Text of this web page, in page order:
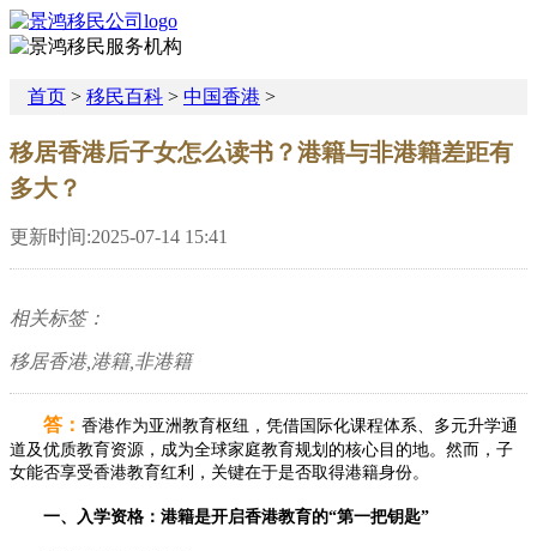
首页 > 移民百科 > 中国香港 >
移居香港后子女怎么读书？港籍与非港籍差距有
多大？
更新时间:2025-07-14 15:41
相关标签：
移居香港,港籍,非港籍
答： 香港作为亚洲教育枢纽，凭借国际化课程体系、多元升学通
道及优质教育资源，成为全球家庭教育规划的核心目的地。然而，子
女能否享受香港教育红利，关键在于是否取得港籍身份。
一、入学资格：港籍是开启香港教育的“第一把钥匙”